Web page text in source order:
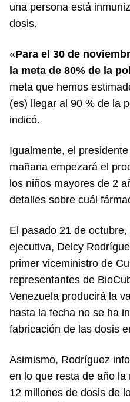
una persona está
dosis.
«Para el 30 de
la meta de 80% de la
meta que hemos
(es) llegar al 90 % de la
indicó.
Igualmente, el
mañana empezará el
los niños mayores de 2
detalles sobre cuál
El pasado 21 de
ejecutiva, Delcy
primer viceministro de
representantes de
Venezuela producirá la
hasta la fecha no se ha
fabricación de las dosis
Asimismo, Rodríguez
en lo que resta de año
12 millones de dosis de